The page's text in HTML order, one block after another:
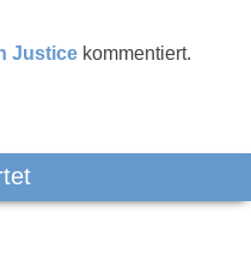
Justice kommentiert.